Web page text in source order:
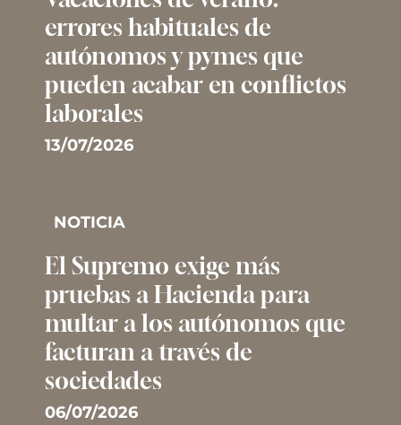
errores habituales de
autónomos y pymes que
pueden acabar en conflictos
laborales
13/07/2026
NOTICIA
El Supremo exige más
pruebas a Hacienda para
multar a los autónomos que
facturan a través de
sociedades
06/07/2026